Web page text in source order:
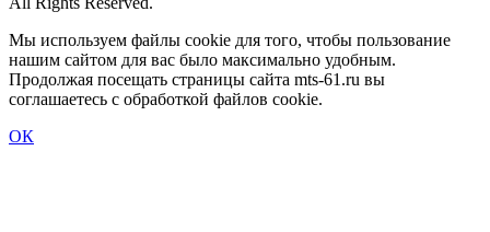
Мы используем файлы cookie для того, чтобы пользование
нашим сайтом для вас было максимально удобным.
Продолжая посещать страницы сайта mts-61.ru вы
соглашаетесь с обработкой файлов cookie.
ОК